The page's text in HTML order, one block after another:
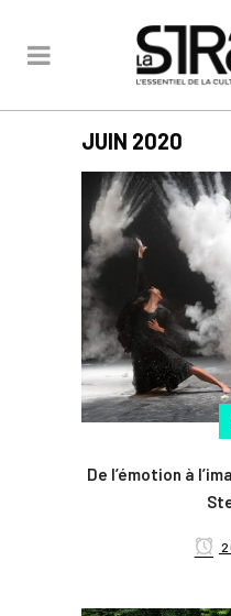
JUIN 2020
De l’émotion à